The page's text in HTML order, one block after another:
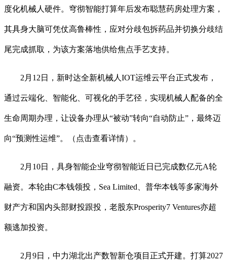
度化机械人硬件。穹彻智能打算年后发布聪慧药房处理方案，
其具身大脑可凭仗高鲁棒性，应对分歧包拆药品并切换分歧结
尾完成抓取，为该方案落地供给焦点手艺支持。
2月12日，新时达全新机械人IOT运维云平台正式发布，
通过云端化、智能化、可视化的手艺径，实现机械人配备的全
生命周期办理，让设备办理从“被动”转向“自动防止”，最终迈
向“预测性运维”。（点击查看详情）。
2月10日，具身智能企业穹彻智能近日已完成数亿元A轮
融资。本轮由C本钱领投，Sea Limited、普华本钱等多家海外
财产方和国内头部财投跟投，老股东Prosperity7 Ventures亦超
额逃加投资。
2月9日，中力湖北出产数智新仓项目正式开建。打算2027